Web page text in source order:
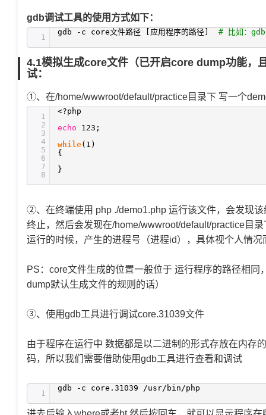
gdb调试工具的使用方式如下：
1
gdb -c core文件路径 [应用程序的路径] # 比如：
4.1模拟生成core文件（已开启core dump功能，
试：
①、在/home/wwwroot/default/practice目录下 写一个
1
2
3
4
5
6
7
8
<?php
echo
123;
while(1)
{
}
②、在终端使用 php ./demo1.php 运行该文件，会发现
终止，然后会发现在/home/wwwroot/default/practice目录
运行的时候，产生的进程号（进程id），具体视个人情
PS：core文件生成的位置一般位于 运行程序的路径相
dump默认生成文件的规则的话）
③、使用gdb工具进行调试core.31039文件
由于程序在运行中 数据都是以二进制的形式存放在内存
码，所以我们需要借助使用gdb工具进行查看和调试
1
gdb -c core.31039 /usr/bin/php